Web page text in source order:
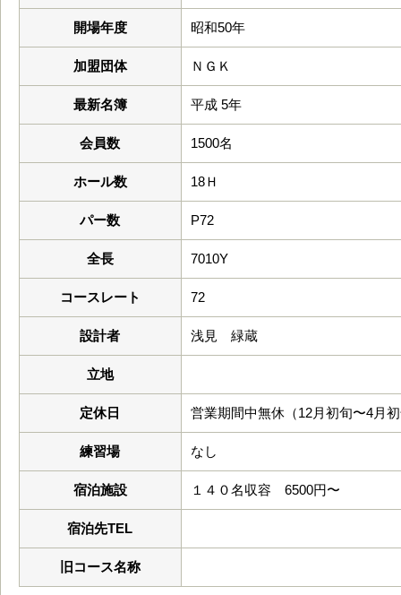
開場年度 昭和50年
加盟団体 ＮＧＫ
最新名簿 平成 5年
会員数 1500名
ホール数 18Ｈ
パー数 P72
全長 7010Y
コースレート 72
設計者 浅見 緑蔵
立地
定休日 営業期間中無休（12月初旬〜4月
練習場 なし
宿泊施設 １４０名収容 6500円〜
宿泊先TEL
旧コース名称